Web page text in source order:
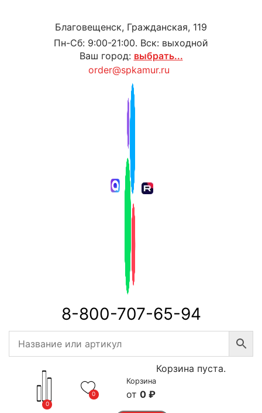
Благовещенск, Гражданская, 119
Пн-Сб: 9:00-21:00. Вск: выходной
Ваш город: выбрать...
order@spkamur.ru
8-800-707-65-94
0
0
Корзина
0 ₽
Корзина пуста.